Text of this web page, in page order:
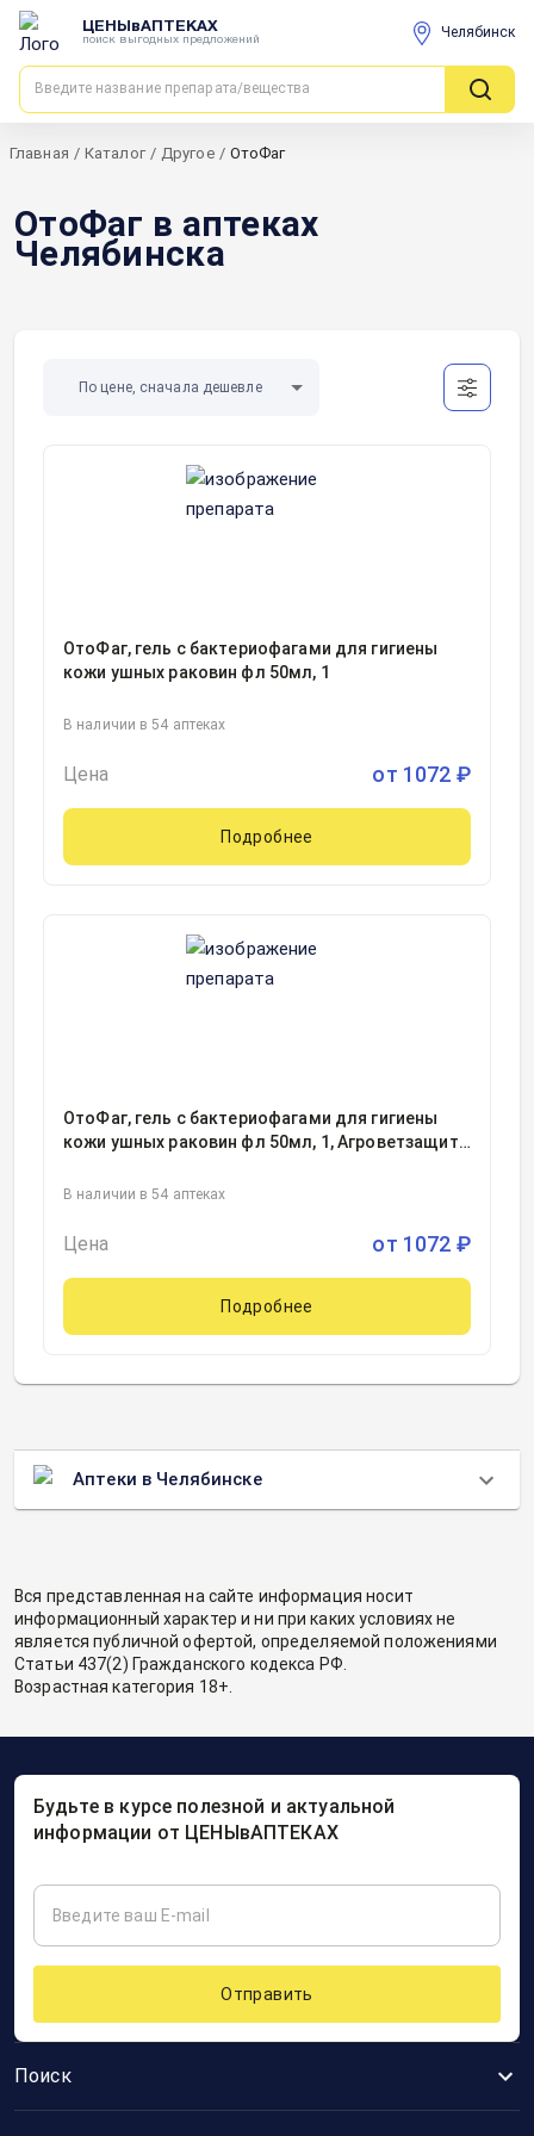
ЦЕНЫвАПТЕКАХ
поиск выгодных предложений Челябинск
Главная / Каталог / Другое / ОтоФаг
ОтоФаг в аптеках
Челябинска
По цене, сначала дешевле
ОтоФаг, гель с бактериофагами для гигиены
кожи ушных раковин фл 50мл, 1
В наличии в 54 аптеках
Цена от 1072 ₽
Подробнее
ОтоФаг, гель с бактериофагами для гигиены
кожи ушных раковин фл 50мл, 1, Агроветзащита
В наличии в 54 аптеках
Цена от 1072 ₽
Подробнее
Аптеки в Челябинске
Вся представленная на сайте информация носит
информационный характер и ни при каких условиях не
является публичной офертой, определяемой положениями
Статьи 437(2) Гражданского кодекса РФ.
Возрастная категория 18+.
Поиск
Будьте в курсе полезной и актуальной
информации от ЦЕНЫвАПТЕКАХ
Отправить